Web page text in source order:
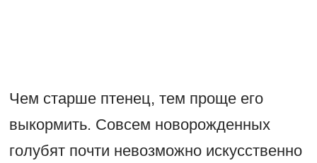
Чем старше птенец, тем проще его
выкормить. Совсем новорожденных
голубят почти невозможно искусственно